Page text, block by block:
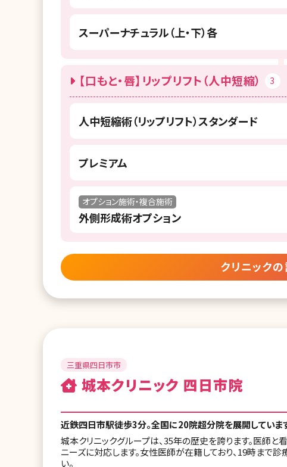
スーパーナチュラル（上・下）各
【口もと・唇】リップリフト（人中短縮） 3
人中短縮術（リップリフト）スタンダード
プレミアム
オプション施術・複合施術
外側形成術オプション
クリニック
三重県四日市市
城本クリニック 四日市院
近鉄四日市駅徒歩3分。全国に20院超分院を展開していま
城本クリニックグループは、35年の歴史を誇ります。医師
ニーズに対応します。女性医師が在籍しており、19時まで
い。